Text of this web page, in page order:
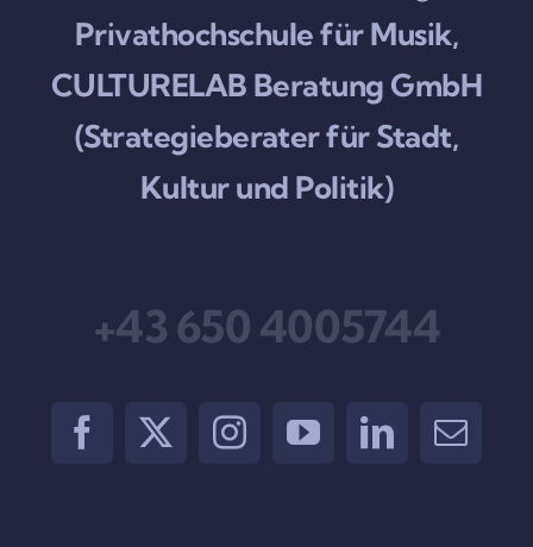
Privathochschule für Musik,
CULTURELAB Beratung GmbH
(Strategieberater für Stadt,
Kultur und Politik)
+43 650 4005744